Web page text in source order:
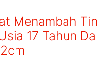
Menambah
17 Tahun